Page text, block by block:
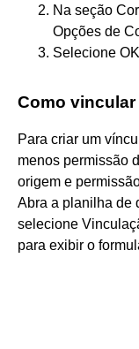
Na seção
Opções de
Selecione
Como
Para criar um
menos permissão
origem e
Abra a planilha de
selecione
para exibir o